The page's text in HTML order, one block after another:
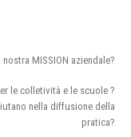
MISSION aziendale?
le colletività e le scuole ?
nella diffusione della
pratica?